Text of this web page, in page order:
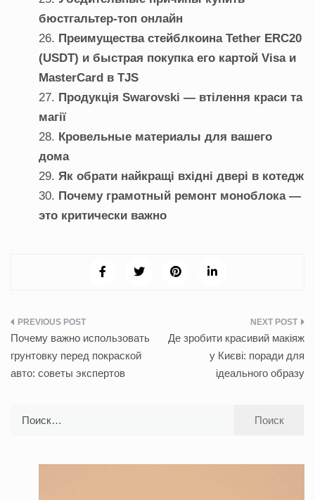
бюстгальтер-топ онлайн
Преимущества стейблкоина Tether ERC20
(USDT) и быстрая покупка его картой Visa и
MasterCard в TJS
Продукція Swarovski — втілення краси та
магії
Кровельные материалы для вашего
дома
Як обрати найкращі вхідні двері в котедж
Почему грамотный ремонт моноблока —
это критически важно
Навигация
по
записям
Почему важно использовать
грунтовку перед покраской
авто: советы экспертов
Де зробити красивий макіяж
у Києві: поради для
ідеального образу